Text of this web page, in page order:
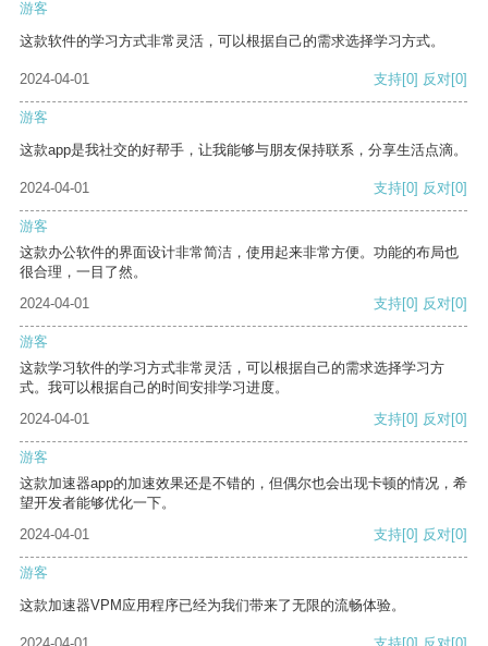
游客
这款软件的学习方式非常灵活，可以根据自己的需求选择学习方式。
2024-04-01 支持[0] 反对[0]
游客
这款app是我社交的好帮手，让我能够与朋友保持联系，分享生活点滴。
2024-04-01 支持[0] 反对[0]
游客
这款办公软件的界面设计非常简洁，使用起来非常方便。功能的布局也
很合理，一目了然。
2024-04-01
支持[0] 反对[0]
游客
这款学习软件的学习方式非常灵活，可以根据自己的需求选择学习方
式。我可以根据自己的时间安排学习进度。
2024-04-01
支持[0] 反对[0]
游客
这款加速器app的加速效果还是不错的，但偶尔也会出现卡顿的情况，希
望开发者能够优化一下。
2024-04-01
支持[0] 反对[0]
游客
这款加速器VPM应用程序已经为我们带来了无限的流畅体验。